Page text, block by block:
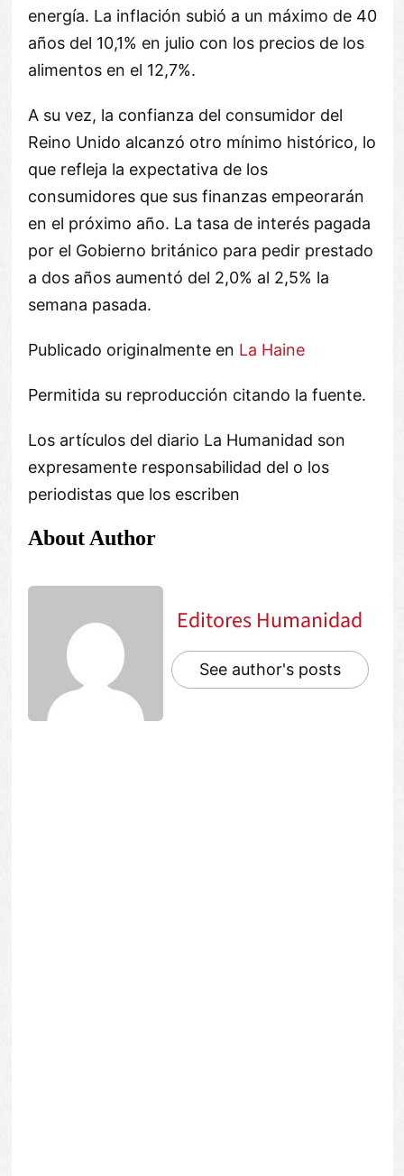
energía. La inflación subió a un máximo de 40
años del 10,1% en julio con los precios de los
alimentos en el 12,7%.
A su vez, la confianza del consumidor del
Reino Unido alcanzó otro mínimo histórico, lo
que refleja la expectativa de los
consumidores que sus finanzas empeorarán
en el próximo año. La tasa de interés pagada
por el Gobierno británico para pedir prestado
a dos años aumentó del 2,0% al 2,5% la
semana pasada.
Publicado originalmente en La Haine
Permitida su reproducción citando la fuente.
Los artículos del diario La Humanidad son
expresamente responsabilidad del o los
periodistas que los escriben
About Author
Editores Humanidad
See author's posts